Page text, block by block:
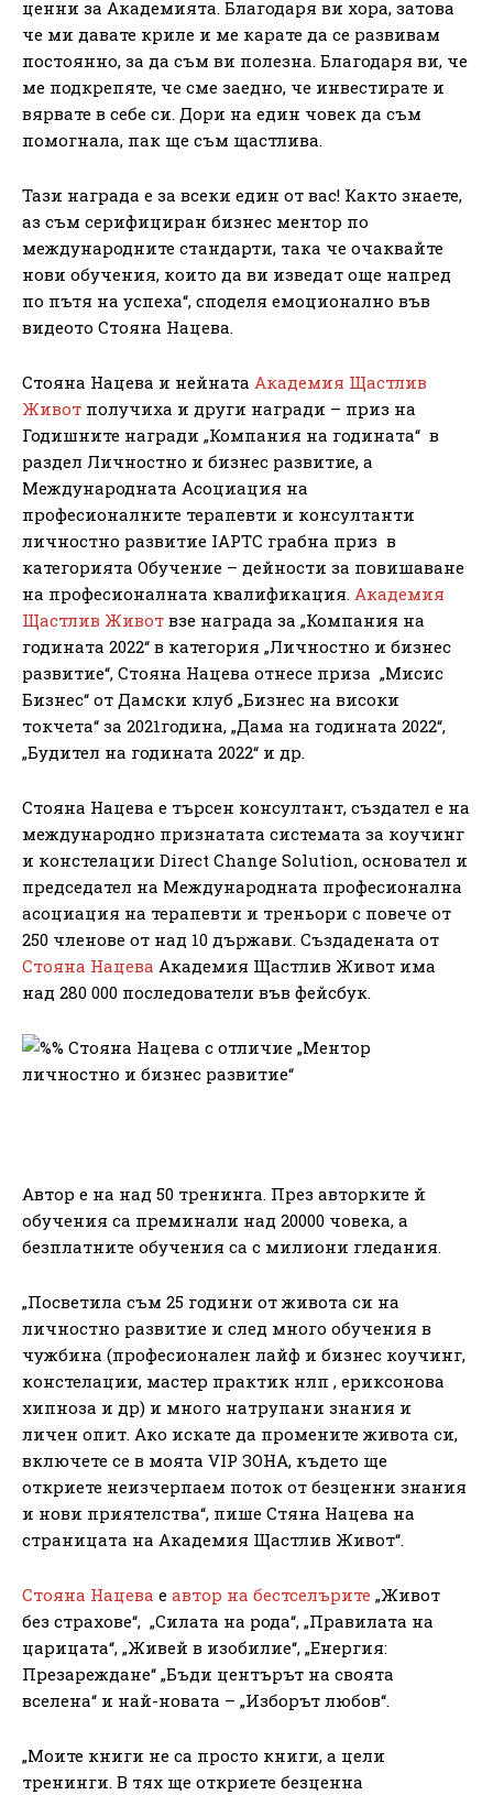
ценни за Академията. Благодаря ви хора, затова
че ми давате криле и ме карате да се развивам
постоянно, за да съм ви полезна. Благодаря ви, че
ме подкрепяте, че сме заедно, че инвестирате и
вярвате в себе си. Дори на един човек да съм
помогнала, пак ще съм щастлива.
Тази награда е за всеки един от вас! Както знаете,
аз съм серифициран бизнес ментор по
международните стандарти, така че очаквайте
нови обучения, които да ви изведат още напред
по пътя на успеха“, споделя емоционално във
видеото Стояна Нацева.
Стояна Нацева и нейната Академия Щастлив
Живот получиха и други награди – приз на
Годишните награди „Компания на годината“ в
раздел Личностно и бизнес развитие, а
Международната Асоциация на
професионалните терапевти и консултанти
личностно развитие IAPTC грабна приз в
категорията Обучение – дейности за повишаване
на професионалната квалификация. Академия
Щастлив Живот взе награда за „Компания на
годината 2022“ в категория „Личностно и бизнес
развитие“, Стояна Нацева отнесе приза „Мисис
Бизнес“ от Дамски клуб „Бизнес на високи
токчета“ за 2021година, „Дама на годината 2022“,
„Будител на годината 2022“ и др.
Стояна Нацева е търсен консултант, създател е на
международно признатата системата за коучинг
и констелации Direct Change Solution, основател и
председател на Международната професионална
асоциация на терапевти и треньори с повече от
250 членове от над 10 държави. Създадената от
Стояна Нацева Академия Щастлив Живот има
над 280 000 последователи във фейсбук.
Автор е на над 50 тренинга. През авторките й
обучения са преминали над 20000 човека, а
безплатните обучения са с милиони гледания.
„Посветила съм 25 години от живота си на
личностно развитие и след много обучения в
чужбина (професионален лайф и бизнес коучинг,
констелации, мастер практик нлп , ериксонова
хипноза и др) и много натрупани знания и
личен опит. Ако искате да промените живота си,
включете се в моята VIP ЗОНА, където ще
откриете неизчерпаем поток от безценни знания
и нови приятелства“, пише Стяна Нацева на
страницата на Академия Щастлив Живот“.
Стояна Нацева е автор на бестселърите „Живот
без страхове“, „Силата на рода“, „Правилата на
царицата“, „Живей в изобилие“, „Енергия:
Презареждане“ „Бъди центърът на своята
вселена“ и най-новата – „Изборът любов“.
„Моите книги не са просто книги, а цели
тренинги. В тях ще откриете безценна